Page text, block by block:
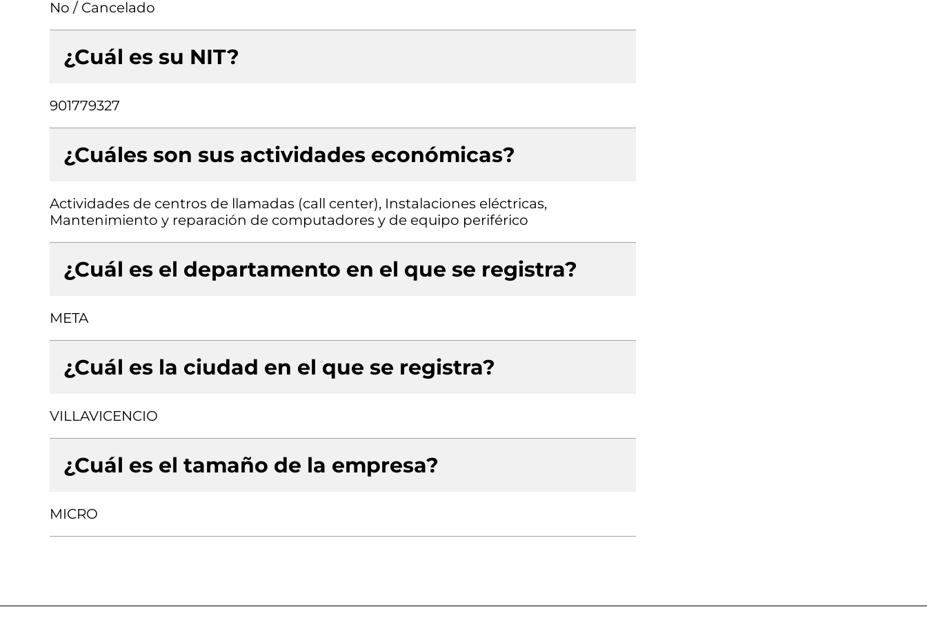
No / Cancelado
¿Cuál es su NIT?
901779327
¿Cuáles son sus actividades económicas?
Actividades de centros de llamadas (call center), Instalaciones eléctricas,
Mantenimiento y reparación de computadores y de equipo periférico
¿Cuál es el departamento en el que se registra?
META
¿Cuál es la ciudad en el que se registra?
VILLAVICENCIO
¿Cuál es el tamaño de la empresa?
MICRO